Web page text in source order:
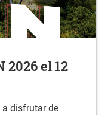
2026 el 12
a disfrutar de